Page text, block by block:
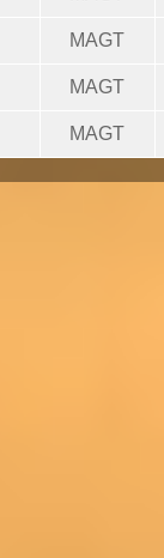
MAGT
MAGT
MAGT